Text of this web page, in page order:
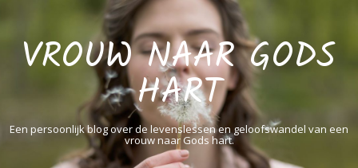
VROUW NAAR GODS
HART
Een persoonlijk blog over de levenslessen en geloofswandel van een
vrouw naar Gods hart.